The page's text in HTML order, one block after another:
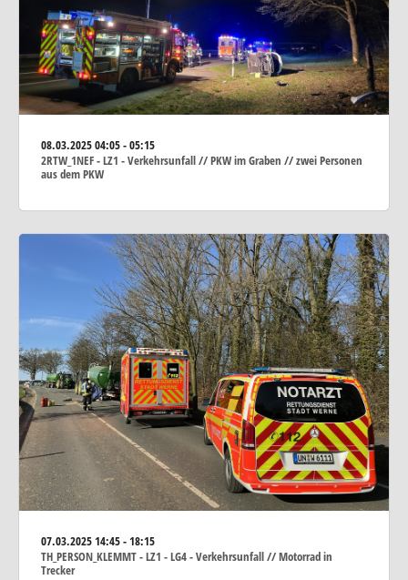
08.03.202504:05 - 05:15
2RTW_1NEF - LZ1 - Verkehrsunfall // PKW im Graben // zwei Personen
aus dem PKW
07.03.202514:45 - 18:15
TH_PERSON_KLEMMT - LZ1 - LG4 - Verkehrsunfall // Motorrad in
Trecker